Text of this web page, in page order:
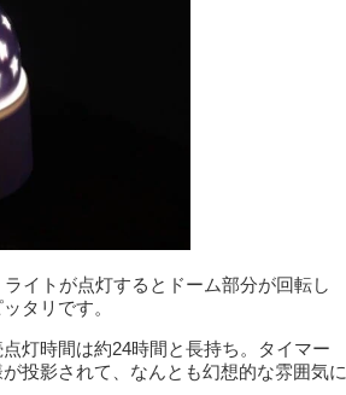
イトが点灯するとドーム部分が回転し
タリです。
灯時間は約24時間と長持ち。タイマー
投影されて、なんとも幻想的な雰囲気に